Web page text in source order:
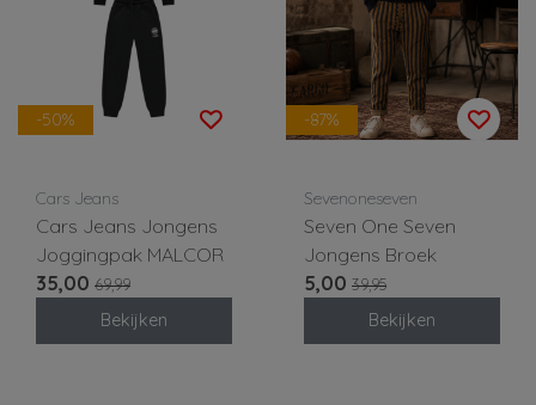
-50%
Cars Jeans
Cars Jeans Jongens
Joggingpak MALCOR
35,00 69,99
Bekijken
-87%
Sevenoneseven
Seven One Seven
Jongens Broek
5,00 39,95
Bekijken